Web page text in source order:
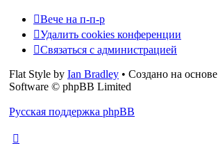
Вече на п-п-р
Удалить cookies конференции
Связаться с администрацией
Flat Style by Ian Bradley • Создано на основе
Software © phpBB Limited
Русская поддержка phpBB